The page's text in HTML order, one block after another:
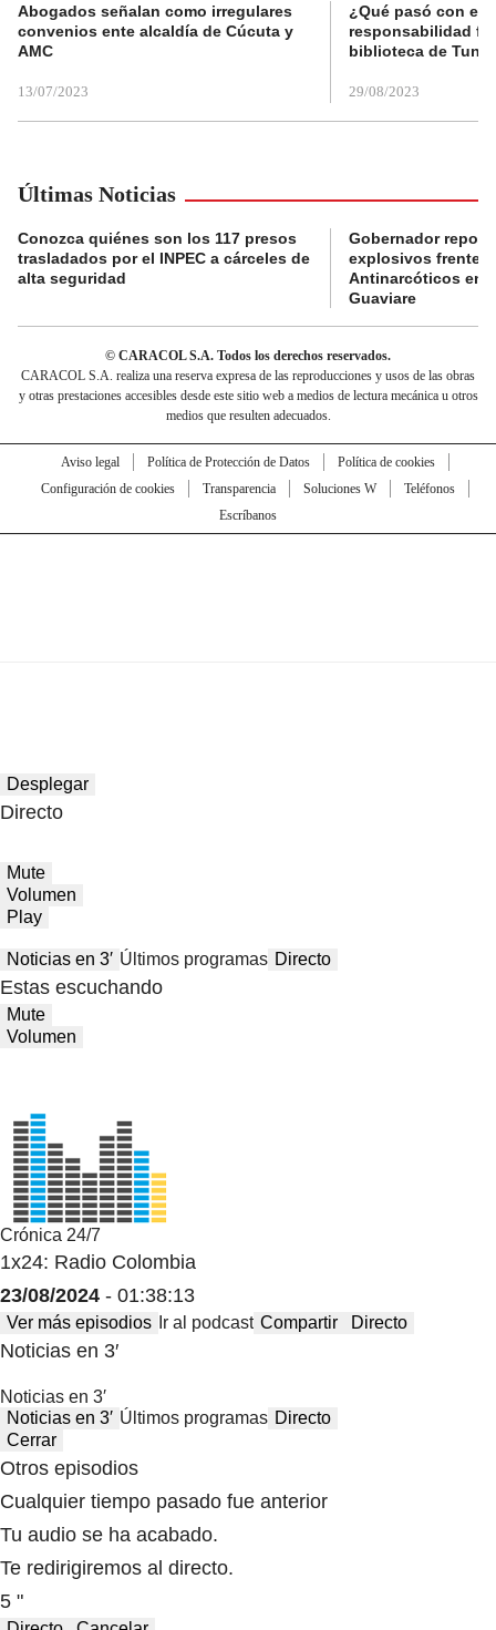
Abogados señalan como irregulares
convenios ente alcaldía de Cúcuta y
AMC
13/07/2023
¿Qué pasó con el
responsabilidad
biblioteca de
29/08/2023
Últimas Noticias
Conozca quiénes son los 117 presos
trasladados por el INPEC a cárceles de
alta seguridad
Gobernador
explosivos frente a
Antinarcóticos en
Guaviare
© CARACOL S.A. Todos los derechos reservados.
CARACOL S.A. realiza una reserva expresa de las reproducciones y usos de las obras
y otras prestaciones accesibles desde este sitio web a medios de lectura mecánica u otros
medios que resulten adecuados.
Aviso legal Política de Protección de Datos
Política de cookies
Configuración de cookies
Transparencia Soluciones W
Teléfonos
Escríbanos
Desplegar
Directo
Mute
Volumen
Play
Noticias en 3′ Últimos programas Directo
Estas escuchando
Mute
Volumen
Crónica 24/7
1x24: Radio Colombia
23/08/2024 - 01:38:13
Ver más episodios Ir al podcast Compartir Directo
Noticias en 3′
Noticias en 3′
Noticias en 3′ Últimos programas Directo
Cerrar
Otros episodios
Cualquier tiempo pasado fue anterior
Tu audio se ha acabado.
Te redirigiremos al directo.
5 "